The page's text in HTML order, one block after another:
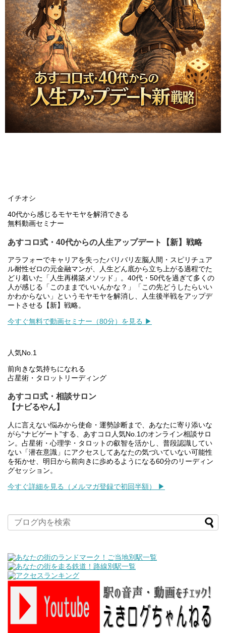
イチオシ
40代から感じるモヤモヤを解消できる
無料動画セミナー
あすコロ式・40代からの人生アップデート【新】戦略
アラフォーでキャリアを失ったバリバリ左脳人間・スピリチュア
ル耐性ゼロの元金融マンが、人生どん底から立ち上がる過程でた
どり着いた「人生再構築メソッド」。40代・50代を過ぎて多くの
人が感じる「このままでいいんかな？」「この先どうしたらいい
かわからない」というモヤモヤを解消し、人生後半戦をアップデ
ートさせる【新】戦略。
今すぐ無料で動画セミナー（80分）を見る ▶
人気No.1
前向きな気持ちになれる
占星術・タロットリーディング
あすコロ式・相談サロン
【ナビるやん】
人に言えない悩みから使命・運勢診断まで、あなたに寄り添いな
がら“ナビゲート”する、あすコロ人気No.1のオンライン相談サロ
ン。占星術・心理学・タロットの叡智を活かし、普段認識してい
ない「潜在意識」にアクセスしてあなたの気づいていない可能性
を拓かせ、明日から前向きに歩めるようになる60分のリーディン
グセッション。
今すぐ詳細を見る（メルマガ登録で初回半額） ▶